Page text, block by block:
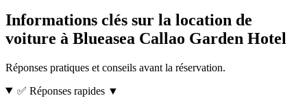
Informations clés sur la location de
voiture à Blueasea Callao Garden Hotel
Réponses pratiques et conseils avant la réservation.
✅ Réponses rapides ▼